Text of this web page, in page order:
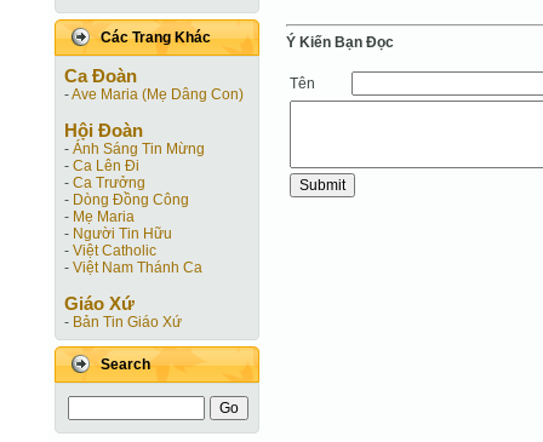
Các Trang Khác
Ca Ðoàn
-Ave Maria (Mẹ Dâng Con)
Hội Ðoàn
- Ánh Sáng Tin Mừng
- Ca Lên Đi
- Ca Trưởng
- Dòng Đồng Công
- Mẹ Maria
- Người Tin Hữu
- Việt Catholic
- Việt Nam Thánh Ca
Giáo Xứ
- Bản Tin Giáo Xứ
Search
Ý Kiến Bạn Ðọc
Tên